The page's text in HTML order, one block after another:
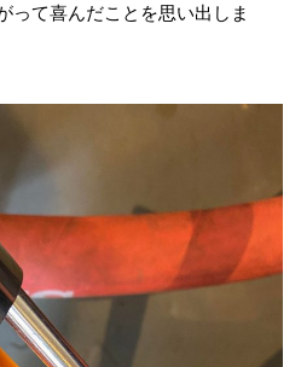
って喜んだことを思い出しま